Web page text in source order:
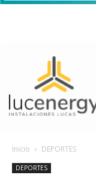
Inicio DEPORTES
DEPORTES